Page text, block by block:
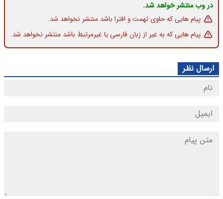
در وب منتشر خواهد شد.
پیام هایی که حاوی تهمت و افترا باشد منتشر نخواهد شد.
پیام هایی که به غیر از زبان فارسی یا غیرمرتبط باشد منتشر نخواهد شد.
ارسال نظر